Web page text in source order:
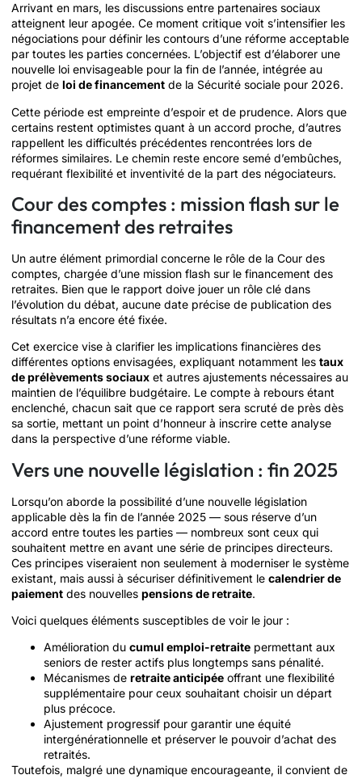
Arrivant en mars, les discussions entre partenaires sociaux
atteignent leur apogée. Ce moment critique voit s’intensifier les
négociations pour définir les contours d’une réforme acceptable
par toutes les parties concernées. L’objectif est d’élaborer une
nouvelle loi envisageable pour la fin de l’année, intégrée au
projet de loi de financement de la Sécurité sociale pour 2026.
Cette période est empreinte d’espoir et de prudence. Alors que
certains restent optimistes quant à un accord proche, d’autres
rappellent les difficultés précédentes rencontrées lors de
réformes similaires. Le chemin reste encore semé d’embûches,
requérant flexibilité et inventivité de la part des négociateurs.
Cour des comptes : mission flash sur le
financement des retraites
Un autre élément primordial concerne le rôle de la Cour des
comptes, chargée d’une mission flash sur le financement des
retraites. Bien que le rapport doive jouer un rôle clé dans
l’évolution du débat, aucune date précise de publication des
résultats n’a encore été fixée.
Cet exercice vise à clarifier les implications financières des
différentes options envisagées, expliquant notamment les taux
de prélèvements sociaux et autres ajustements nécessaires au
maintien de l’équilibre budgétaire. Le compte à rebours étant
enclenché, chacun sait que ce rapport sera scruté de près dès
sa sortie, mettant un point d’honneur à inscrire cette analyse
dans la perspective d’une réforme viable.
Vers une nouvelle législation : fin 2025
Lorsqu’on aborde la possibilité d’une nouvelle législation
applicable dès la fin de l’année 2025 — sous réserve d’un
accord entre toutes les parties — nombreux sont ceux qui
souhaitent mettre en avant une série de principes directeurs.
Ces principes viseraient non seulement à moderniser le système
existant, mais aussi à sécuriser définitivement le calendrier de
paiement des nouvelles pensions de retraite.
Voici quelques éléments susceptibles de voir le jour :
Amélioration du cumul emploi-retraite permettant aux
seniors de rester actifs plus longtemps sans pénalité.
Mécanismes de retraite anticipée offrant une flexibilité
supplémentaire pour ceux souhaitant choisir un départ
plus précoce.
Ajustement progressif pour garantir une équité
intergénérationnelle et préserver le pouvoir d’achat des
retraités.
Toutefois, malgré une dynamique encourageante, il convient de